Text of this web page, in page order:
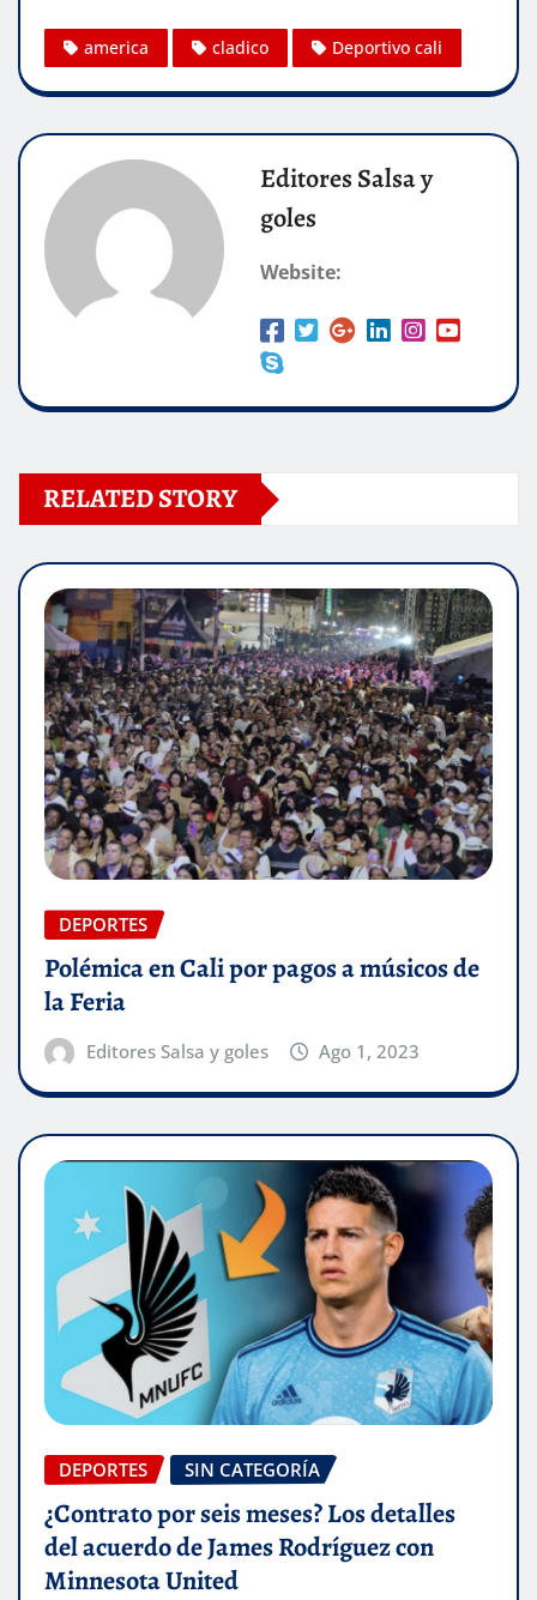
america cladico Deportivo cali
Editores Salsa y
goles
Website:
RELATED STORY
DEPORTES
Polémica en Cali por pagos a músicos de
la Feria
Editores Salsa y goles Ago 1, 2023
DEPORTES SIN CATEGORÍA
¿Contrato por seis meses? Los detalles
del acuerdo de James Rodríguez con
Minnesota United